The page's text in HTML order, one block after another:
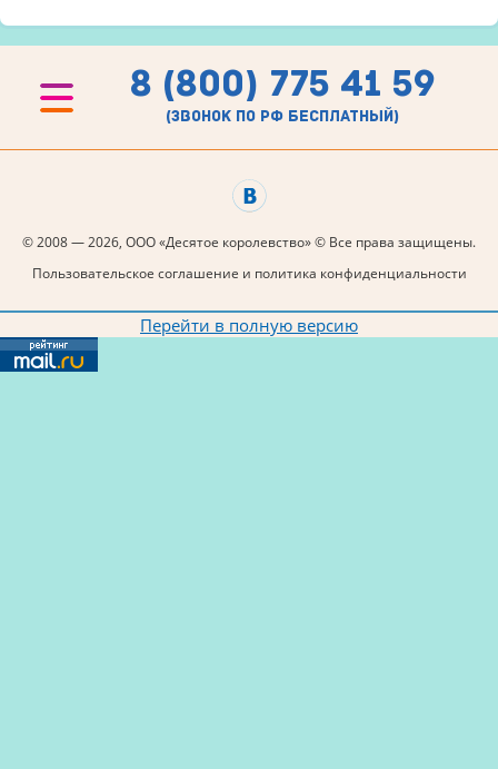
8 (800) 775 41 59
(звонок по рф бесплатный)
© 2008 — 2026, ООО «Десятое королевство» © Все права защищены.
Пользовательское соглашение и политика конфиденциальности
Перейти в полную версию